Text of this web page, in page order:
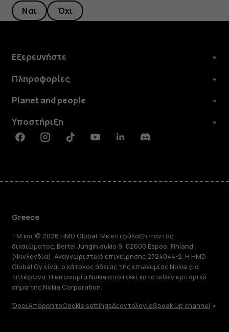
Ναι Όχι
Εξερευνήστε
Πληροφορίες
Planet and people
Υποστήριξη
FacebookInstagramTiktokYoutubeLinkedinDiscord
Greece
TM και © 2026 HMD Global. Με επιφύλαξη παντός
δικαιώματος. Bertel Jungin aukio 9, 02600 Espoo, Finland
(Φινλανδία). Αναγνωριστικό επιχείρησης 2724044-2. Η HMD
Global Oy είναι ο κάτοχος άδειας της επωνυμίας Nokia για
τηλέφωνα. Η επωνυμία Nokia αποτελεί κατατεθέν εμπορικό
σήμα της Nokia Corporation.
ΌροιΑπόρρητοCookie settingsΔεοντολογίαSpeak Up channel